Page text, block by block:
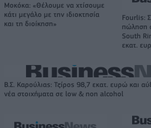
Μοκόκα: «Θέλουμε να χτίσουμε
κάτι μεγάλο με την ιδιοκτησία
και τη διοίκηση»
Fourlis:
πώληση
South
εκατ.
Β.Σ. Καρούλιας: Τζίρος 98,7 εκατ. ευρώ και
νέα στοιχήματα σε low & non alcohol